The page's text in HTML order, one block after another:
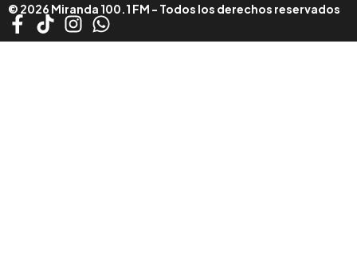
© 2026 Miranda 100.1 FM - Todos los derechos reservados